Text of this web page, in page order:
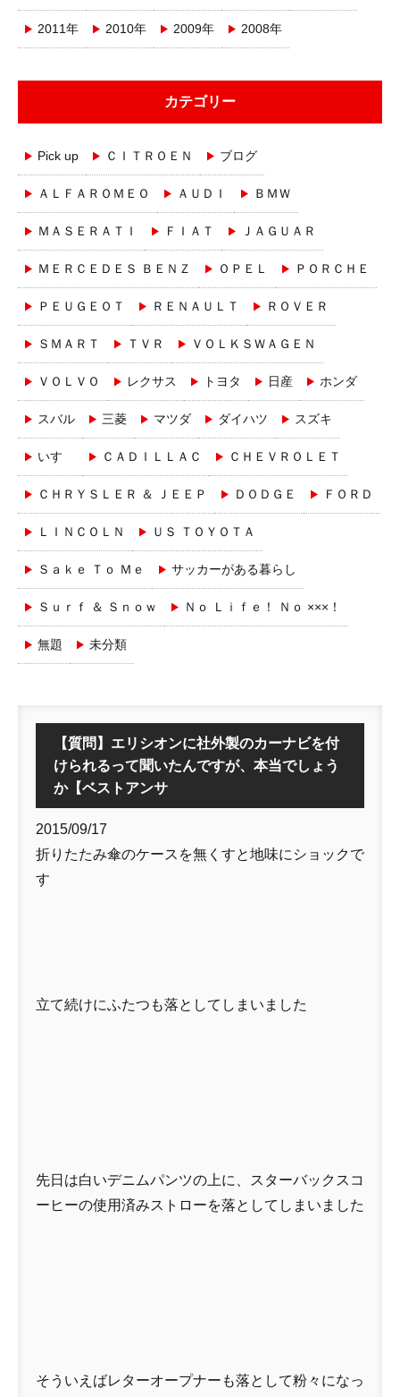
2011年 2010年 2009年 2008年
カテゴリー
Pick up ＣＩＴＲＯＥＮ ブログ
ＡＬＦＡＲＯＭＥＯ ＡＵＤＩ ＢＭＷ
ＭＡＳＥＲＡＴＩ ＦＩＡＴ ＪＡＧＵＡＲ
ＭＥＲＣＥＤＥＳ ＢＥＮＺ ＯＰＥＬ ＰＯＲＣＨＥ
ＰＥＵＧＥＯＴ ＲＥＮＡＵＬＴ ＲＯＶＥＲ
ＳＭＡＲＴ ＴＶＲ ＶＯＬＫＳＷＡＧＥＮ
ＶＯＬＶＯ レクサス トヨタ 日産 ホンダ
スバル 三菱 マツダ ダイハツ スズキ
いすゞ ＣＡＤＩＬＬＡＣ ＣＨＥＶＲＯＬＥＴ
ＣＨＲＹＳＬＥＲ ＆ ＪＥＥＰ ＤＯＤＧＥ ＦＯＲＤ
ＬＩＮＣＯＬＮ ＵＳ ＴＯＹＯＴＡ
Ｓａｋｅ Ｔｏ Ｍｅ サッカーがある暮らし
Ｓｕｒｆ ＆ Ｓｎｏｗ Ｎｏ Ｌｉｆｅ！ Ｎｏ ×××！
無題 未分類
【質問】エリシオンに社外製のカーナビを付
けられるって聞いたんですが、本当でしょう
か【ベストアンサ
2015/09/17
折りたたみ傘のケースを無くすと地味にショックで
す
立て続けにふたつも落としてしまいました
先日は白いデニムパンツの上に、スターバックスコ
ーヒーの使用済みストローを落としてしまいました
そういえばレターオープナーも落として粉々になっ